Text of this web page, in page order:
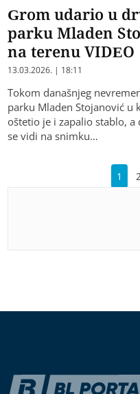
Grom udario u
parku Mladen
na terenu VIDEO
13.03.2026. | 18:11
Tokom današnjeg
parku Mladen Stojanović u
oštetio je i zapalio stablo,
se vidi na snimku…
1